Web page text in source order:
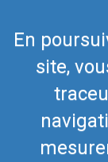
En
site,
Telegram
Nous contacter
Téléphone Europe
Téléphone US/
(c) Myriel Aviation